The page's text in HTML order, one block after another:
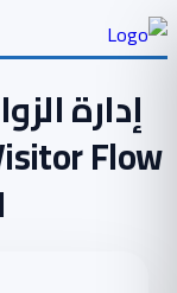
content
إدارة